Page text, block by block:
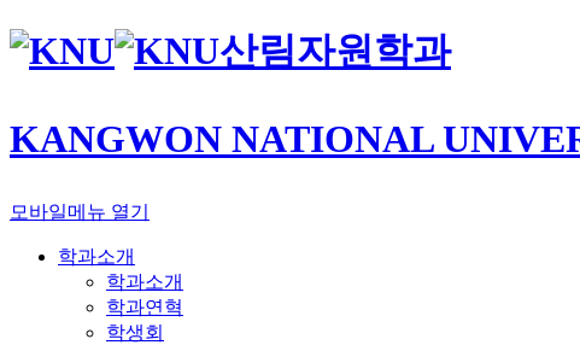
산림자원학과
KANGWON NATIONAL
모바일메뉴 열기
학과소개
학과소개
학과연혁
학생회